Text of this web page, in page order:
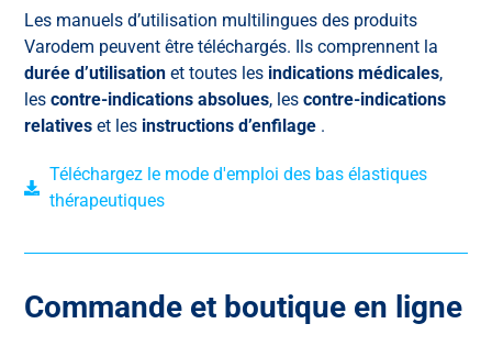
Les manuels d’utilisation multilingues des produits
Varodem peuvent être téléchargés. Ils comprennent la
durée d’utilisation et toutes les indications médicales,
les contre-indications absolues, les contre-indications
relatives et les instructions d’enfilage .
Téléchargez le mode d'emploi des bas élastiques
thérapeutiques
Commande et boutique en ligne